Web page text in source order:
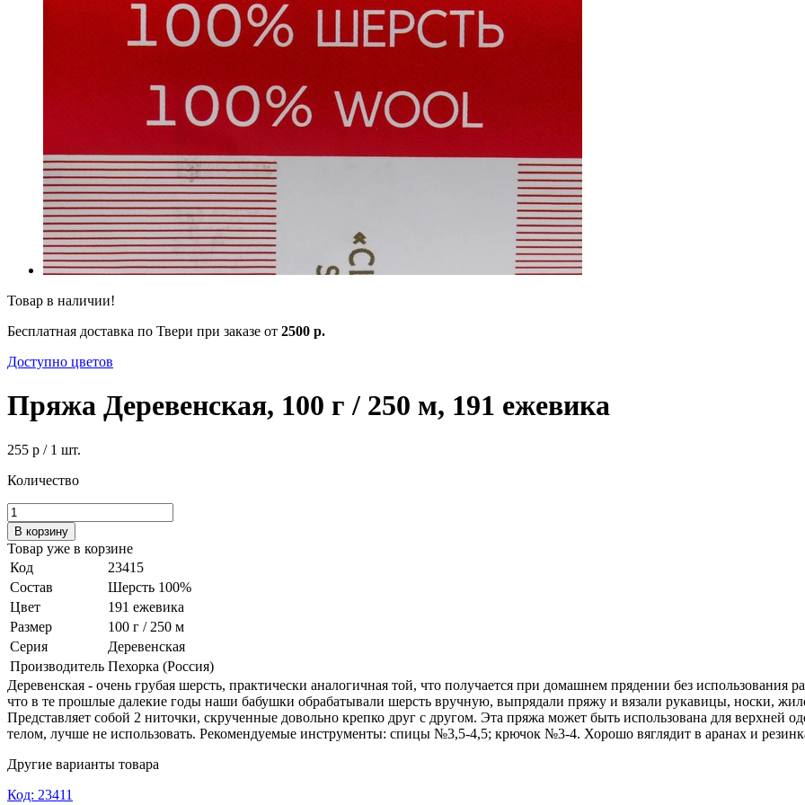
Товар в наличии!
Бесплатная доставка по Твери при заказе от 2500 р.
Доступно цветов
Пряжа Деревенская, 100 г / 250 м, 191 ежевика
255 р / 1 шт.
Количество
В корзину
Товар уже в корзине
Код
23415
Состав
Шерсть 100%
Цвет
191 ежевика
Размер
100 г / 250 м
Серия
Деревенская
Производитель Пехорка (Россия)
Деревенская - очень грубая шерсть, практически аналогичная той, что получается при домашнем прядении без использования
что в те прошлые далекие годы наши бабушки обрабатывали шерсть вручную, выпрядали пряжу и вязали рукавицы, носки,
Представляет собой 2 ниточки, скрученные довольно крепко друг с другом. Эта пряжа может быть использована для верхней
телом, лучше не использовать. Рекомендуемые инструменты: спицы №3,5-4,5; крючок №3-4. Хорошо вяглядит в аранах и
Другие варианты товара
Код: 23411